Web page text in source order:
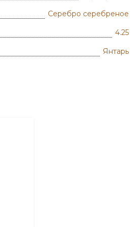
Серебро серебреное
4.25
Янтарь